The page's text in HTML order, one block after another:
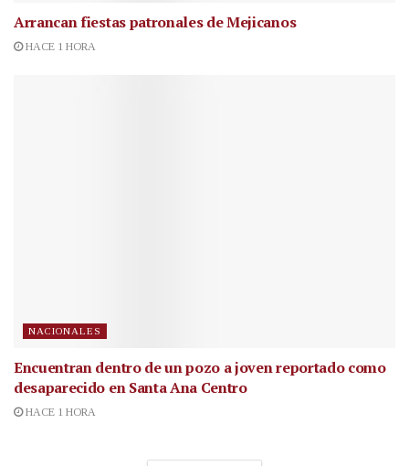
Arrancan fiestas patronales de Mejicanos
HACE 1 HORA
NACIONALES
Encuentran dentro de un pozo a joven reportado como
desaparecido en Santa Ana Centro
HACE 1 HORA